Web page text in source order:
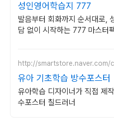
성인영어학습지 777
발음부터 회화까지 순서대로,
담 없이 시작하는 777 마스터
http://smartstore.naver.com/
유아 기초학습 방수포스터
유아학습 디자이너가 직접 제
수포스터 칠드러너